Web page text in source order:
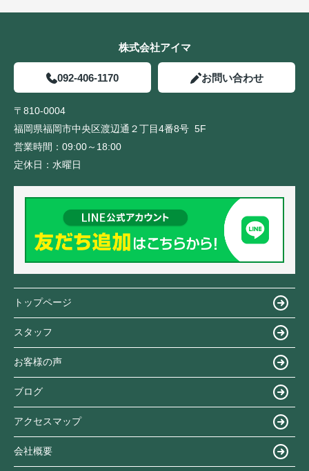
株式会社アイマ
092-406-1170 お問い合わせ
〒810-0004
福岡県福岡市中央区渡辺通２丁目4番8号 5F
営業時間： 09:00～18:00
定休日： 水曜日
トップページ
スタッフ
お客様の声
ブログ
アクセスマップ
会社概要